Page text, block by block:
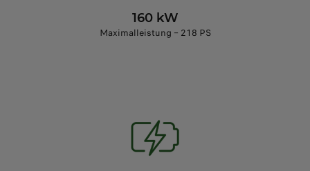
160 kW
Maximalleistung – 218 PS